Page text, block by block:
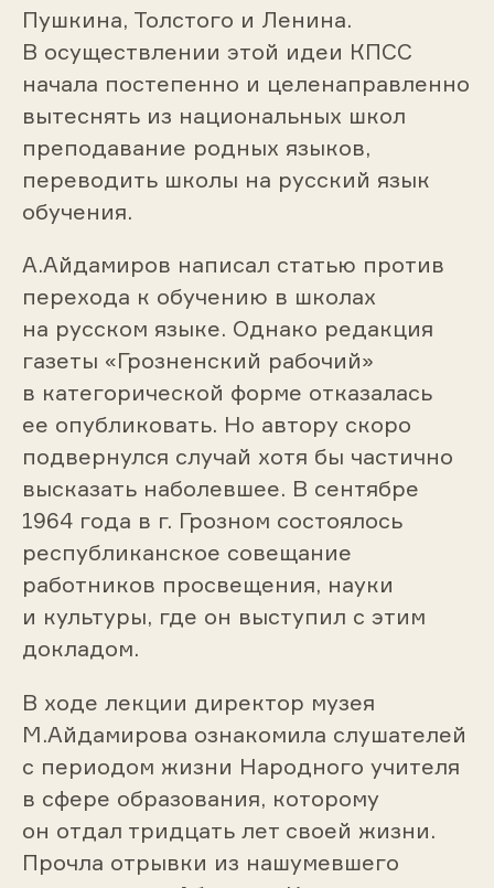
Пушкина, Толстого и Ленина.
В осуществлении этой идеи КПСС
начала постепенно и целенаправленно
вытеснять из национальных школ
преподавание родных языков,
переводить школы на русский язык
обучения.
А.Айдамиров написал статью против
перехода к обучению в школах
на русском языке. Однако редакция
газеты «Грозненский рабочий»
в категорической форме отказалась
ее опубликовать. Но автору скоро
подвернулся случай хотя бы частично
высказать наболевшее. В сентябре
1964 года в г. Грозном состоялось
республиканское совещание
работников просвещения, науки
и культуры, где он выступил с этим
докладом.
В ходе лекции директор музея
М.Айдамирова ознакомила слушателей
с периодом жизни Народного учителя
в сфере образования, которому
он отдал тридцать лет своей жизни.
Прочла отрывки из нашумевшего